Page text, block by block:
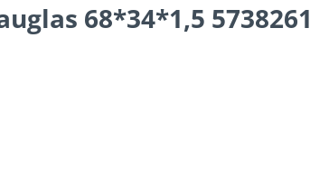
68*34*1,5 5738261